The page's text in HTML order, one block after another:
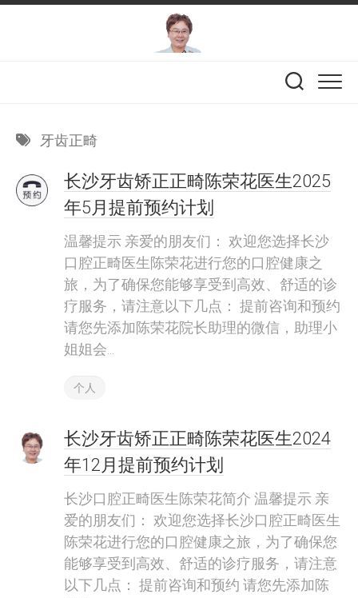
Skip
牙齿正畸
长沙牙齿矫正正畸陈荣花医生2025
年5月提前预约计划
温馨提示 亲爱的朋友们： 欢迎您选择长沙
口腔正畸医生陈荣花进行您的口腔健康之
旅，为了确保您能够享受到高效、舒适的诊
疗服务，请注意以下几点： 提前咨询和预约
请您先添加陈荣花院长助理的微信，助理小
姐姐会...
个人
长沙牙齿矫正正畸陈荣花医生2024
年12月提前预约计划
长沙口腔正畸医生陈荣花简介 温馨提示 亲
爱的朋友们： 欢迎您选择长沙口腔正畸医生
陈荣花进行您的口腔健康之旅，为了确保您
能够享受到高效、舒适的诊疗服务，请注意
以下几点： 提前咨询和预约 请您先添加陈